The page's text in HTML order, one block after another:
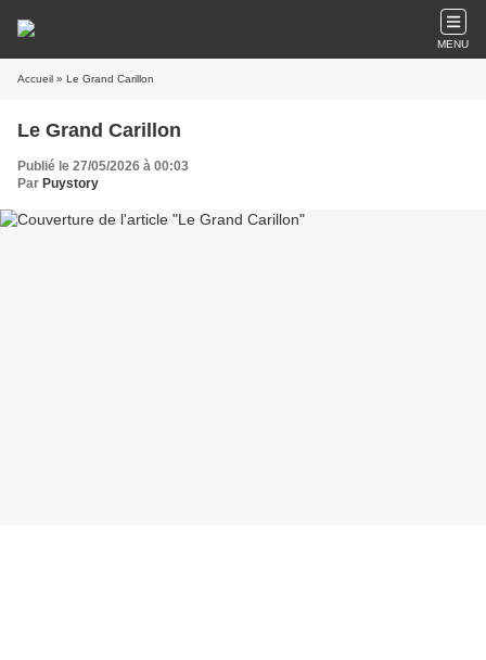
MENU
Accueil » Le Grand Carillon
Le Grand Carillon
Publié le 27/05/2026 à 00:03
Par Puystory